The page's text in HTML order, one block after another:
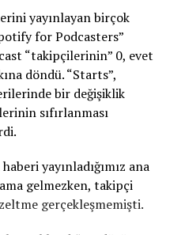
yayınlayan birçok
for Podcasters”
“takipçilerinin” 0, evet
döndü. “Starts”,
bir değişiklik
sıfırlanması
yayınladığımız ana
gelmezken, takipçi
gerçekleşmemişti.